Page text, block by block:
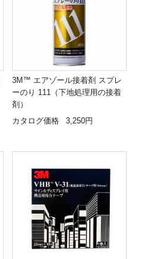
3M™ エアゾール接着剤 スプレ
ーのり 111（下地処理用の接着
剤）
カタログ価格
3,250円